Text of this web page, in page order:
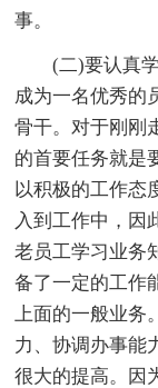
事。
(二)要认真
成为一名优秀的
骨干。对于刚刚
的首要任务就是
以积极的工作态
入到工作中，因
老员工学习业务
备了一定的工作
上面的一般业
力、协调办事能
很大的提高。因